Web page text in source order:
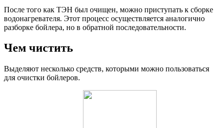
После того как ТЭН был очищен, можно приступать к сборке
водонагревателя. Этот процесс осуществляется аналогично
разборке бойлера, но в обратной последовательности.
Чем чистить
Выделяют несколько средств, которыми можно пользоваться
для очистки бойлеров.